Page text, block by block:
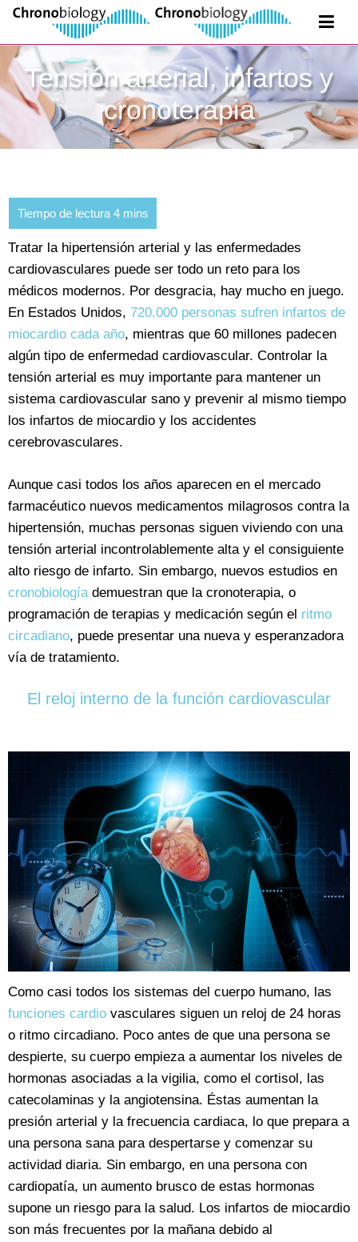
Tensión arterial, infartos y
cronoterapia
Tratar la hipertensión arterial y las enfermedades
cardiovasculares puede ser todo un reto para los
médicos modernos. Por desgracia, hay mucho en juego.
En Estados Unidos, 720.000 personas sufren infartos de
miocardio cada año, mientras que 60 millones padecen
algún tipo de enfermedad cardiovascular. Controlar la
tensión arterial es muy importante para mantener un
sistema cardiovascular sano y prevenir al mismo tiempo
los infartos de miocardio y los accidentes
cerebrovasculares.
Aunque casi todos los años aparecen en el mercado
farmacéutico nuevos medicamentos milagrosos contra la
hipertensión, muchas personas siguen viviendo con una
tensión arterial incontrolablemente alta y el consiguiente
alto riesgo de infarto. Sin embargo, nuevos estudios en
cronobiologíademuestran que la cronoterapia, o
programación de terapias y medicación según el ritmo
circadiano, puede presentar una nueva y esperanzadora
vía de tratamiento.
El reloj interno de la función cardiovascular
Como casi todos los sistemas del cuerpo humano, las
funciones cardio vasculares siguen un reloj de 24 horas
o ritmo circadiano. Poco antes de que una persona se
despierte, su cuerpo empieza a aumentar los niveles de
hormonas asociadas a la vigilia, como el cortisol, las
catecolaminas y la angiotensina. Éstas aumentan la
presión arterial y la frecuencia cardiaca, lo que prepara a
una persona sana para despertarse y comenzar su
actividad diaria. Sin embargo, en una persona con
cardiopatía, un aumento brusco de estas hormonas
supone un riesgo para la salud. Los infartos de miocardio
son más frecuentes por la mañana debido al